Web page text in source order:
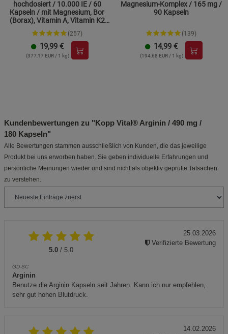
hochdosiert / 10.000 IE / 60
Kapseln / mit Magnesium, Bor
(Borax), Vitamin A, Vitamin K2
und Zink
(257)
19,99 €
(377,17 EUR / 1 kg)
Magnesium-Komplex / 165 mg /
90 Kapseln
(139)
14,99 €
(194,68 EUR / 1 kg)
Kundenbewertungen zu "Kopp Vital® Arginin / 490 mg /
180 Kapseln"
Alle Bewertungen stammen ausschließlich von Kunden, die das jeweilige
Produkt bei uns erworben haben. Sie geben individuelle Erfahrungen und
persönliche Meinungen wieder und sind nicht als objektiv geprüfte Tatsachen
zu verstehen.
5.0 / 5.0
GD-SC
Arginin
Benutze die Arginin Kapseln seit Jahren. Kann ich nur empfehlen,
sehr gut hohen Blutdruck.
25.03.2026
Verifizierte Bewertung
14.02.2026